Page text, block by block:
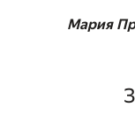
Мария